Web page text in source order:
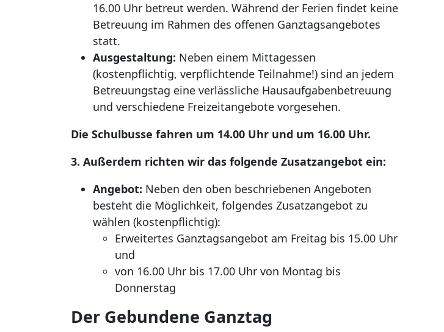
16.00 Uhr betreut werden. Während der Ferien findet keine
Betreuung im Rahmen des offenen Ganztagsangebotes
statt.
Ausgestaltung: Neben einem Mittagessen
(kostenpflichtig, verpflichtende Teilnahme!) sind an jedem
Betreuungstag eine verlässliche Hausaufgabenbetreuung
und verschiedene Freizeitangebote vorgesehen.
Die Schulbusse fahren um 14.00 Uhr und um 16.00 Uhr.
3. Außerdem richten wir das folgende Zusatzangebot ein:
Angebot: Neben den oben beschriebenen Angeboten
besteht die Möglichkeit, folgendes Zusatzangebot zu
wählen (kostenpflichtig):
Erweitertes Ganztagsangebot am Freitag bis 15.00 Uhr
und
von 16.00 Uhr bis 17.00 Uhr von Montag bis
Donnerstag
Der Gebundene Ganztag